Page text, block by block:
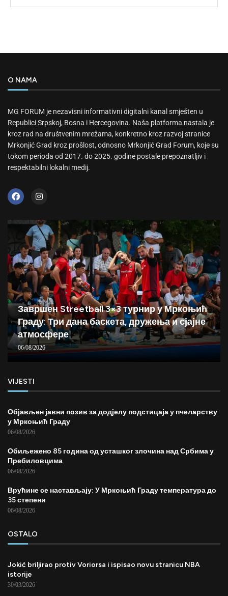
O NAMA
MG FORUM je nezavisni informativni digitalni kanal smješten u
Republici Srpskoj, Bosna i Hercegovina. Naša platforma nastala je
kroz rad na društvenim mrežama, konkretno kroz razvoj stranice
Mrkonjić Grad kroz prošlost, odnosno Mrkonjić Grad Forum, koje su
tokom perioda od 2017. do 2025. godine postale prepoznatljiv i
respektabilni lokalni medij.
Завршен Streetball 3×3 турнир у Мркоњић
Граду: Три дана баскета, дружења и сјајне
атмосфере
06/08/2026
VIJESTI
Објављен јавни позив за додјелу подстицаја у пчеларству
у Мркоњић Граду
06/08/2026
Обиљежено 85 година од усташког злочина над Србима у
Пребиловцима
06/08/2026
Врућине се настављају: У Мркоњић Граду температура до
35 степени
06/08/2026
OSTALO
Jokić briljirao protiv Voriorsa i ispisao novu stranicu NBA
istorije
30/03/2026